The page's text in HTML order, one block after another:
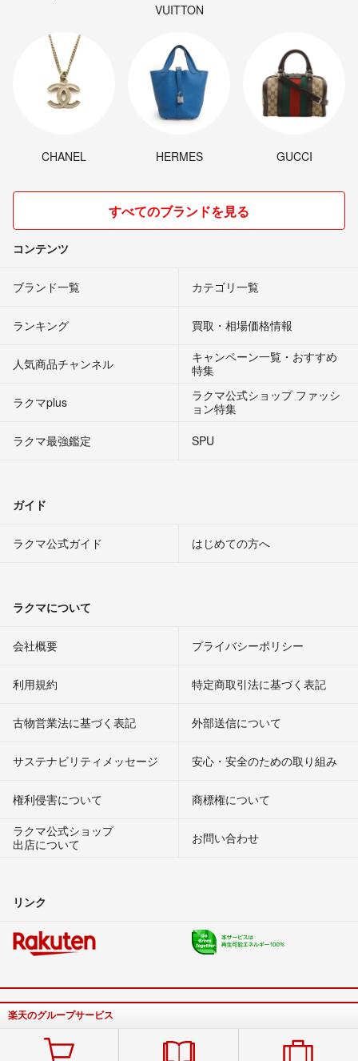
VUITTON
CHANEL HERMES GUCCI
すべてのブランドを見る
コンテンツ
ブランド一覧 カテゴリ一覧
ランキング 買取・相場価格情報
人気商品チャンネル
キャンペーン一覧・おすすめ
特集
ラクマplus
ラクマ公式ショップ ファッシ
ョン特集
ラクマ最強鑑定
SPU
ガイド
ラクマ公式ガイド はじめての方へ
ラクマについて
会社概要 プライバシーポリシー
利用規約 特定商取引法に基づく表記
古物営業法に基づく表記 外部送信について
サステナビリティメッセージ 安心・安全のための取り組み
権利侵害について
商標権について
ラクマ公式ショップ
出店について
お問い合わせ
リンク
楽天のグループサービス